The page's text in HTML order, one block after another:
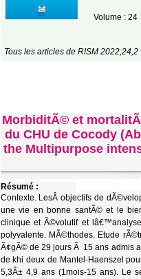
Volume : 24
Tous les articles de RISM 2022;24,2
MorbiditÃ© et
du CHU de Cocody
the Multipurpose
Résumé :
Contexte. LesÂ objectifs de
une vie en bonne santÃ© et le
clinique et Ã©volutif et
polyvalente. MÃ©thodes. Etude
Ã¢gÃ© de 29 jours Ã 15 ans admis
de khi deux de Mantel-Haenszel
5,3Â± 4,9 ans (1mois-15 ans). Le